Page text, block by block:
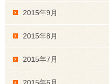
2015年9月
2015年8月
2015年7月
2015年6月